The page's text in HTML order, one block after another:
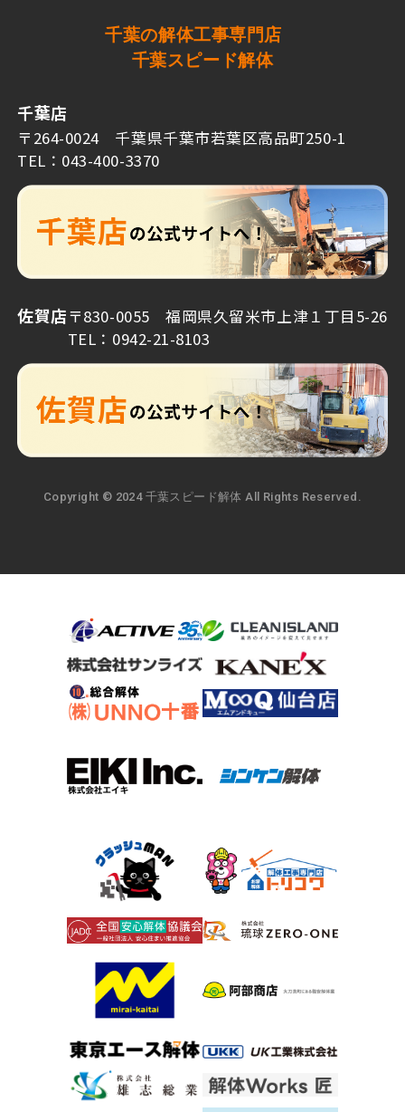
千葉の解体工事専門店
千葉スピード解体
千葉店
〒264-0024 千葉県千葉市若葉区高品町250-1
TEL：043-400-3370
佐賀店〒830-0055 福岡県久留米市上津１丁目5-26
TEL：0942-21-8103
Copyright © 2024 千葉スピード解体 All Rights Reserved.